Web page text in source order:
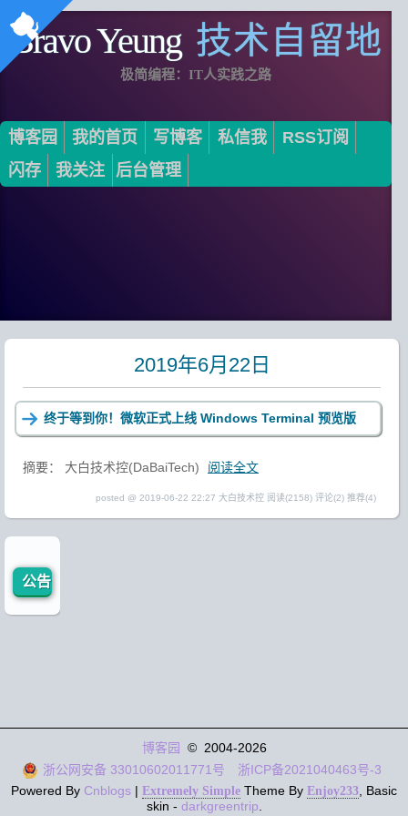
Bravo Yeung 技术自留地
极简编程：IT人实践之路
博客园 我的首页 写博客 私信我
RSS订阅
闪存
我关注 后台管理
2019年6月22日
终于等到你！微软正式上线 Windows Terminal 预览版
摘要： 大白技术控(DaBaiTech) 阅读全文
posted @ 2019-06-22 22:27 大白技术控 阅读(2158) 评论(2) 推荐(4)
公告
博客园
© 2004-2026
浙公网安备 33010602011771号
浙ICP备2021040463号-3
Powered By Cnblogs | Extremely Simple Theme By Enjoy233 , Basic
skin - darkgreentrip